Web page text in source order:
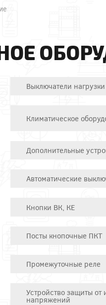
Выключатели
Климатическое
Дополнительные
Автоматические
Кнопки ВК, КЕ
Посты кнопочные ПКТ
Промежуточные реле
Устройство защиты от
напряжений